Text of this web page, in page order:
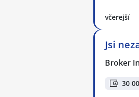
včerejší
Jsi
Broker
30